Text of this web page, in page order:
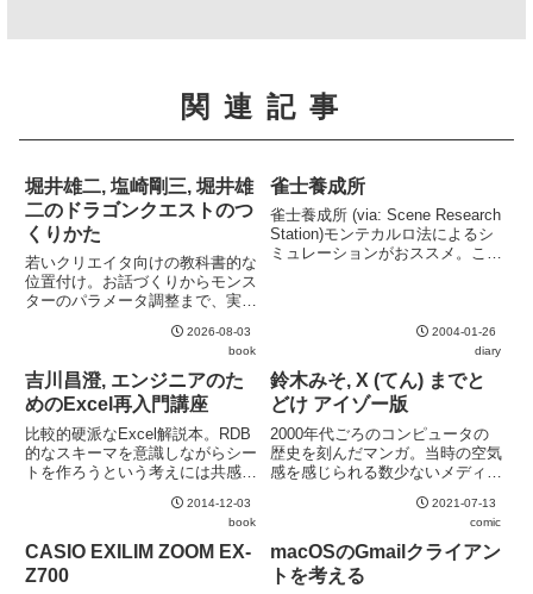
関連記事
堀井雄二, 塩崎剛三, 堀井雄
二のドラゴンクエストのつ
くりかた
若いクリエイタ向けの教科書的な
位置付け。お話づくりからモンス
ターのパラメータ調整まで、実践
履歴も読んでいるだけで楽しい。
ドラクエの開発裏話的な内容を期
待して読むと裏切られるかもしれ
ないが、ゲームづくり、特に
JR...
2026-08-03
book
雀士養成所
雀士養成所 (via: Scene Research
Station)モンテカルロ法によるシ
ミュレーションがおススメ。この
2004-01-26
diary
吉川昌澄, エンジニアのた
めのExcel再入門講座
比較的硬派なExcel解説本。RDB
的なスキーマを意識しながらシー
トを作ろうという考えには共感で
ている人にとっては目新しい情報
は少なく、RDBを知らない人に
とっては敷居が高い様に感じる。
2014-12-03
book
鈴木みそ, X (てん) までと
どけ アイゾー版
2000年代ごろのコンピュータの
歴史を刻んだマンガ。当時の空気
感を感じられる数少ないメディア
書かれているのも親切。タイトル
通りApple製品のネタが中心だ
が、Orkut、mixi、Movable Type
などそ...
2021-07-13
comic
CASIO EXILIM ZOOM EX-
Z700
macOSのGmailクライアン
トを考える